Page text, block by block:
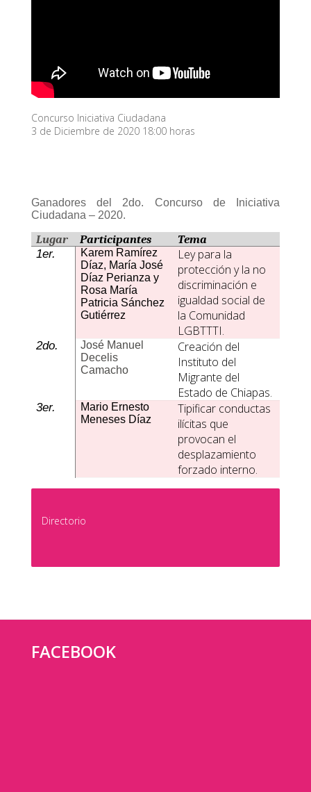
Concurso Iniciativa Ciudadana
3 de Diciembre de 2020 18:00 horas
Ganadores del 2do. Concurso de Iniciativa
Ciudadana – 2020.
Lugar Participantes
Tema
1er.
Karem Ramírez
Díaz, María José
Díaz Perianza y
Rosa María
Patricia Sánchez
Gutiérrez
Ley para la
protección y la no
discriminación e
igualdad social de
la Comunidad
LGBTTTI.
2do.
José Manuel
Decelis
Camacho
Creación del
Instituto del
Migrante del
Estado de Chiapas.
3er.
Mario Ernesto
Meneses Díaz
Tipificar conductas
ilícitas que
provocan el
desplazamiento
forzado interno.
Directorio
FACEBOOK